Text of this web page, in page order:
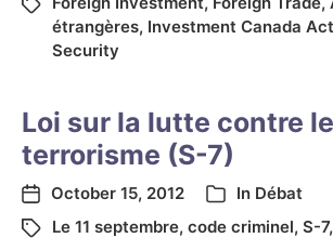
étrangères, Investment Canada Act
Security
Loi sur la lutte contre le
terrorisme (S-7)
October 15, 2012 In Débat
Le 11 septembre, code criminel, S-7,